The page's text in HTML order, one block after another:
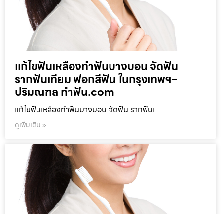
แก้ไขฟันเหลืองทำฟันบางบอน จัดฟัน
รากฟันเทียม ฟอกสีฟัน ในกรุงเทพฯ–
ปริมณฑล ทำฟัน.com
แก้ไขฟันเหลืองทำฟันบางบอน จัดฟัน รากฟันเ
ดูเพิ่มเติม »